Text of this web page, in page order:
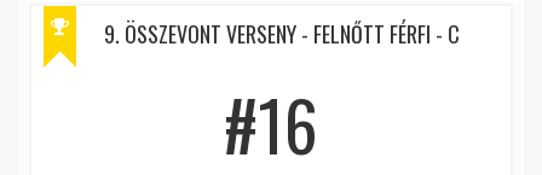
9. ÖSSZEVONT VERSENY - FELNŐTT FÉRFI - C
#16